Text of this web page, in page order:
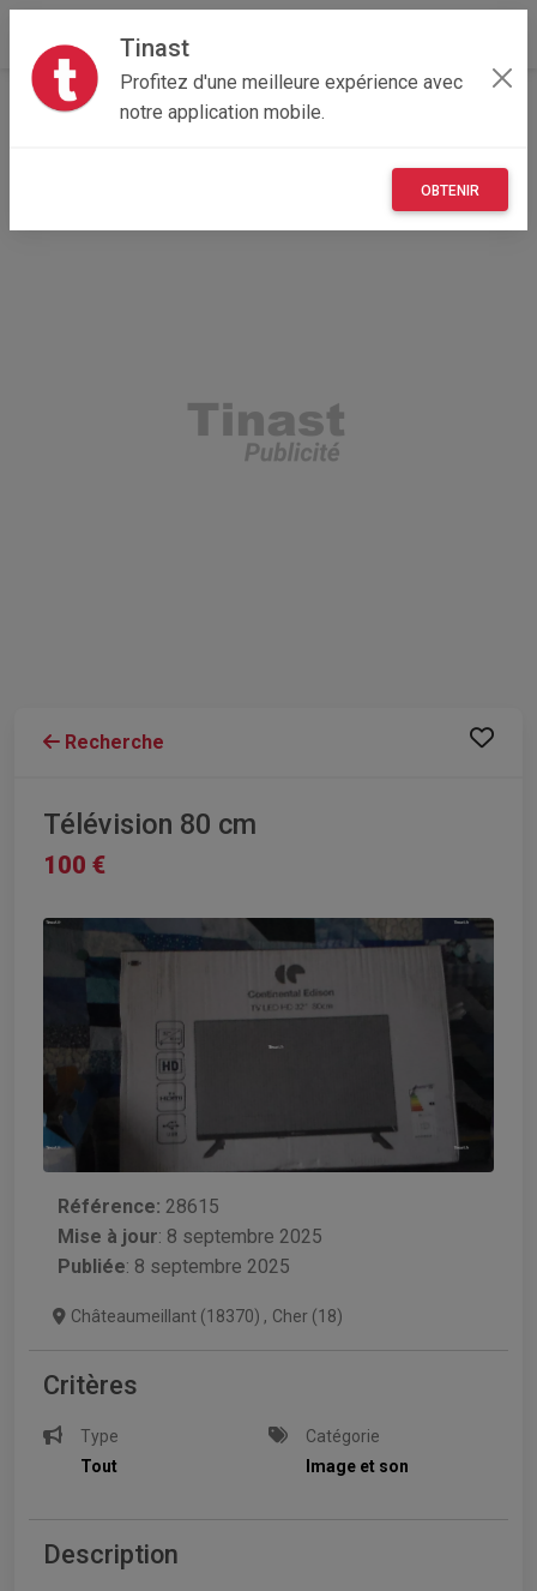
Tinast
Profitez d'une meilleure expérience avec
notre application mobile.
OBTENIR
Accueil Multimedia Centre-Val de Loire
Recherche
Télévision 80 cm
100 €
Référence: 28615
Mise à jour: 8 septembre 2025
Publiée: 8 septembre 2025
Châteaumeillant (18370) , Cher (18)
Critères
Type
Tout
Catégorie
Image et son
Description